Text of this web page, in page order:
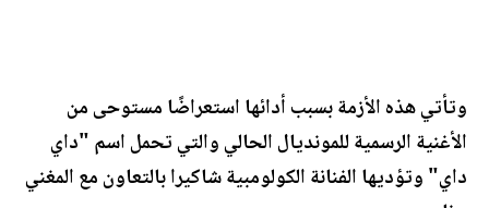
وتأتي هذه الأزمة بسبب أدائها استعراضًا مستوحى من
الأغنية الرسمية للمونديال الحالي والتي تحمل اسم "داي
داي" وتؤديها الفنانة الكولومبية شاكيرا بالتعاون مع المغني